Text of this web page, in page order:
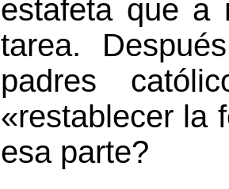
estafeta que a
tarea.
padres
«restablecer la
esa parte?